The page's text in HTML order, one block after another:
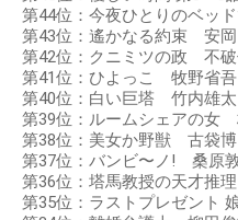
第44位：今夜ひとりのベッ
第43位：遙かなる約束 安
第42位：クニミツの政 不
第41位：ひよっこ 牧野省
第40位：白い巨塔 竹内雄
第39位：ルームシェアの女
第38位：美女か野獣 古袋
第37位：バンビ〜ノ! 桑原
第36位：塔馬教授の天才推
第35位：ラストプレゼント